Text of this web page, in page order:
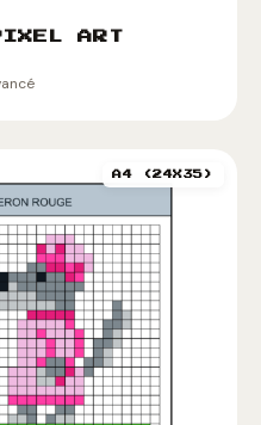
ART
A4 (24X35)